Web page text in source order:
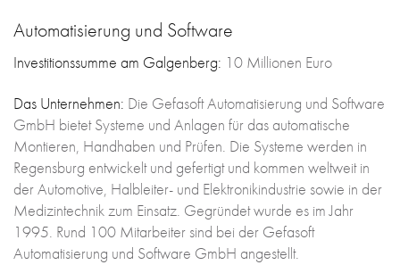
Automatisierung und Software
Investitionssumme am Galgenberg: 10 Millionen Euro
Das Unternehmen: Die Gefasoft Automatisierung und Software
GmbH bietet Systeme und Anlagen für das automatische
Montieren, Handhaben und Prüfen. Die Systeme werden in
Regensburg entwickelt und gefertigt und kommen weltweit in
der Automotive, Halbleiter- und Elektronikindustrie sowie in der
Medizintechnik zum Einsatz. Gegründet wurde es im Jahr
1995. Rund 100 Mitarbeiter sind bei der Gefasoft
Automatisierung und Software GmbH angestellt.